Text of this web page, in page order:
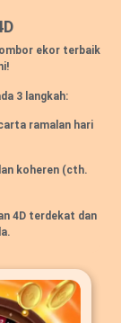
ekor terbaik
3 langkah:
ramalan hari
koheren (cth.
4D terdekat dan